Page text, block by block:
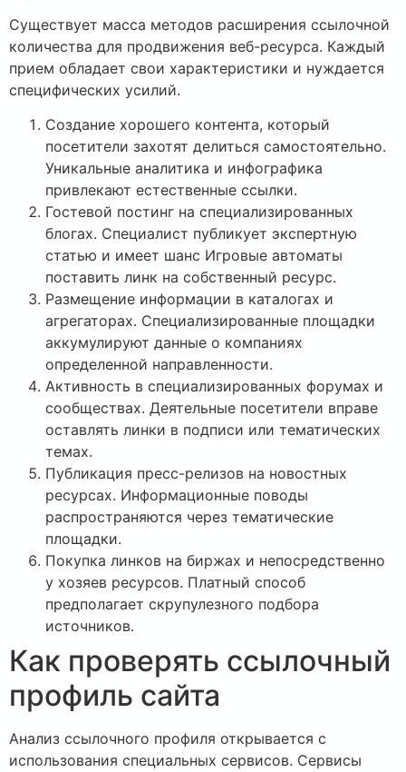
Существует масса методов расширения ссылочной
количества для продвижения веб-ресурса. Каждый
прием обладает свои характеристики и нуждается
специфических усилий.
Создание хорошего контента, который
посетители захотят делиться самостоятельно.
Уникальные аналитика и инфографика
привлекают естественные ссылки.
Гостевой постинг на специализированных
блогах. Специалист публикует экспертную
статью и имеет шанс Игровые автоматы
поставить линк на собственный ресурс.
Размещение информации в каталогах и
агрегаторах. Специализированные площадки
аккумулируют данные о компаниях
определенной направленности.
Активность в специализированных форумах и
сообществах. Деятельные посетители вправе
оставлять линки в подписи или тематических
темах.
Публикация пресс-релизов на новостных
ресурсах. Информационные поводы
распространяются через тематические
площадки.
Покупка линков на биржах и непосредственно
у хозяев ресурсов. Платный способ
предполагает скрупулезного подбора
источников.
Как проверять ссылочный
профиль сайта
Анализ ссылочного профиля открывается с
использования специальных сервисов. Сервисы